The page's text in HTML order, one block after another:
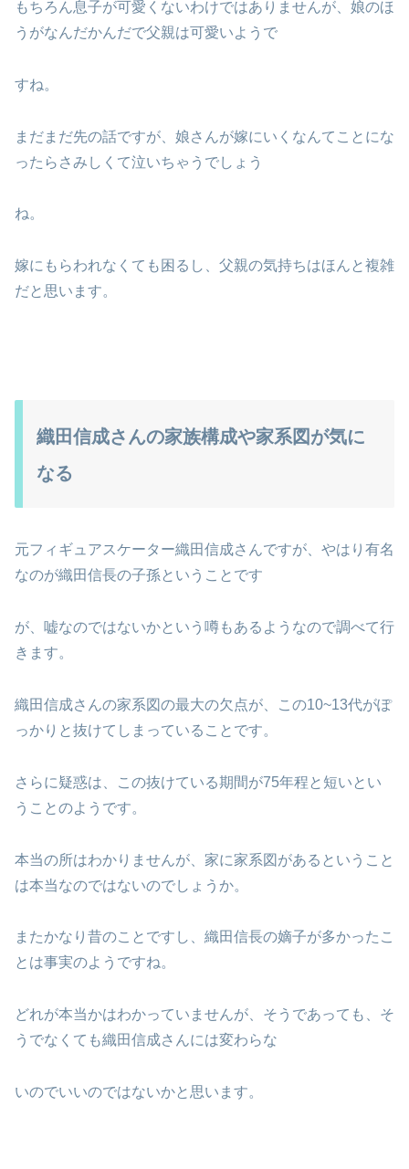
もちろん息子が可愛くないわけではありませんが、娘のほ
うがなんだかんだで父親は可愛いようで
すね。
まだまだ先の話ですが、娘さんが嫁にいくなんてことにな
ったらさみしくて泣いちゃうでしょう
ね。
嫁にもらわれなくても困るし、父親の気持ちはほんと複雑
だと思います。
織田信成さんの家族構成や家系図が気に
なる
元フィギュアスケーター織田信成さんですが、やはり有名
なのが織田信長の子孫ということです
が、嘘なのではないかという噂もあるようなので調べて行
きます。
織田信成さんの家系図の最大の欠点が、この10~13代がぽ
っかりと抜けてしまっていることです。
さらに疑惑は、この抜けている期間が75年程と短いとい
うことのようです。
本当の所はわかりませんが、家に家系図があるということ
は本当なのではないのでしょうか。
またかなり昔のことですし、織田信長の嫡子が多かったこ
とは事実のようですね。
どれが本当かはわかっていませんが、そうであっても、そ
うでなくても織田信成さんには変わらな
いのでいいのではないかと思います。